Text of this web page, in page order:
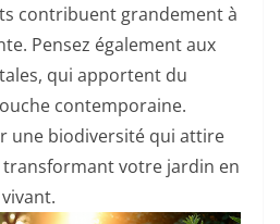
contribuent grandement à
Pensez également aux
qui apportent du
contemporaine.
une biodiversité qui attire
transformant votre jardin en